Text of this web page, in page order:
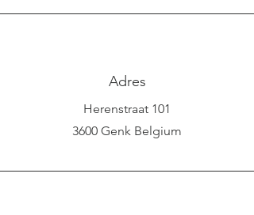
Adres
Herenstraat 101
3600 Genk Belgium